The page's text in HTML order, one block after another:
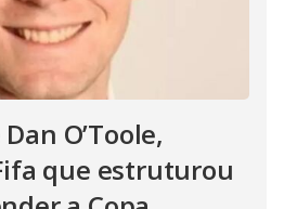
O’Toole,
que estruturou